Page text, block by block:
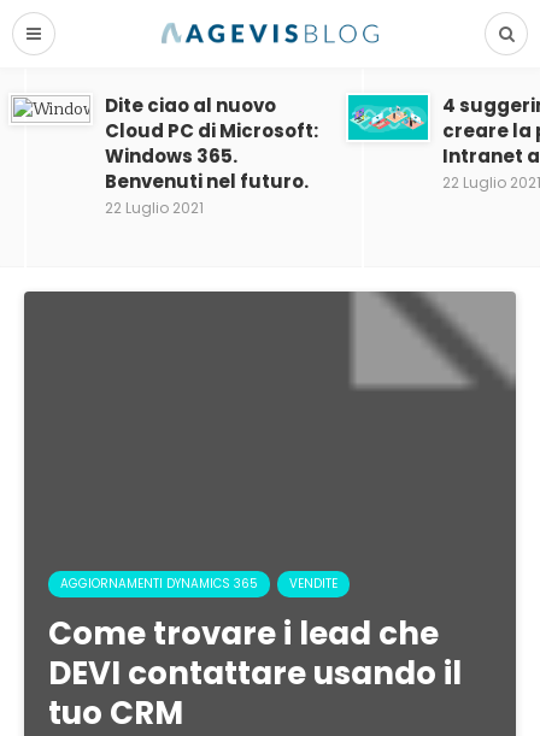
Dite ciao al nuovo
Cloud PC di Microsoft:
Windows 365.
Benvenuti nel futuro.
22 Luglio 2021
4
creare
Intranet
22 Luglio 2021
AGGIORNAMENTI DYNAMICS 365 VENDITE
Come trovare i lead che
DEVI contattare usando il
tuo CRM